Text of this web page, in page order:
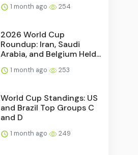
1 month ago 254
2026 World Cup
Roundup: Iran, Saudi
Arabia, and Belgium Held...
1 month ago 253
World Cup Standings: US
and Brazil Top Groups C
and D
1 month ago 249